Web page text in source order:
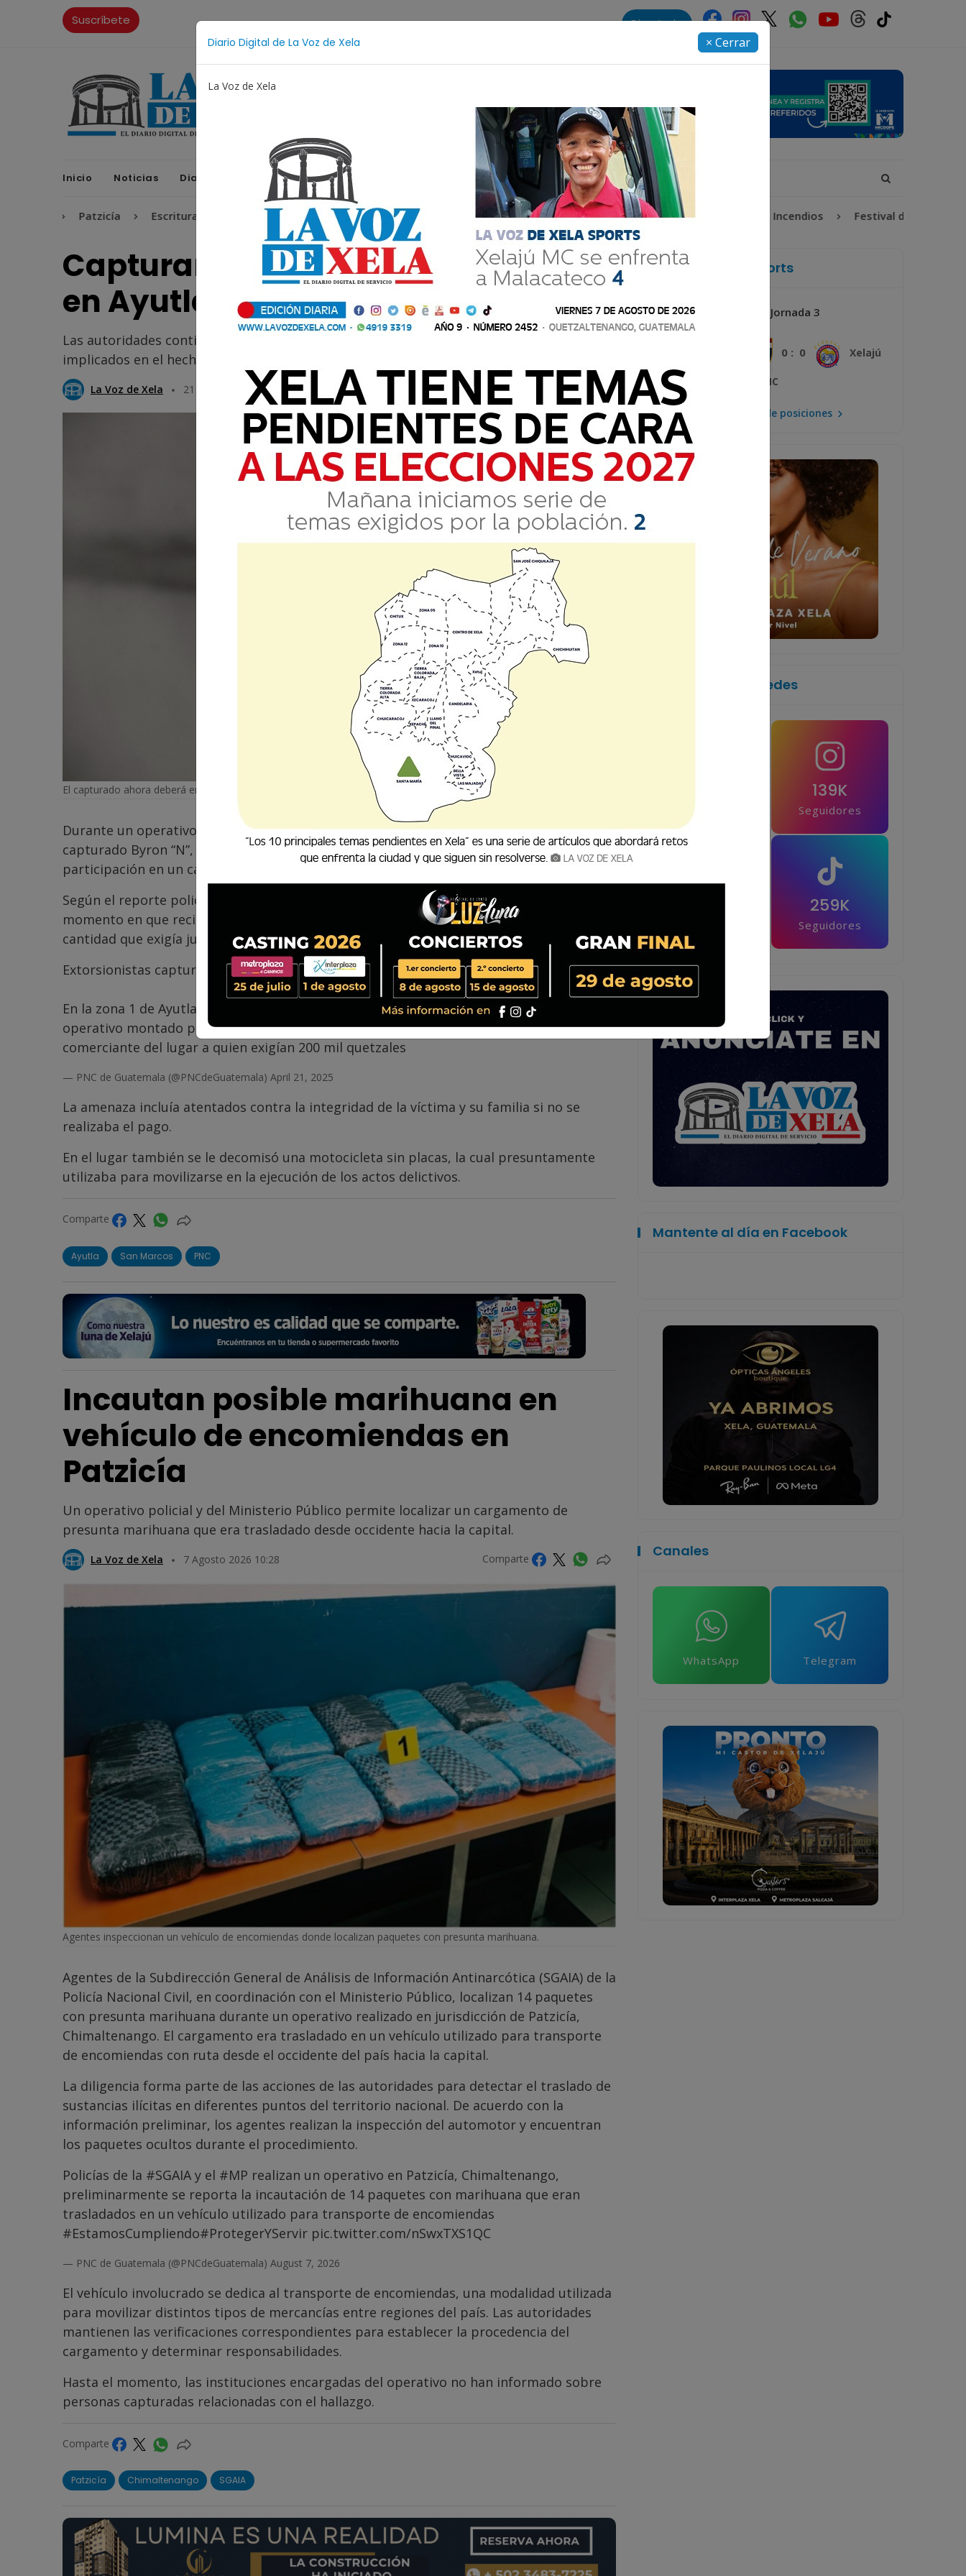
Diario Digital de La Voz de Xela × Cerrar
La Voz de Xela
Suscríbete Directorio
Inicio Noticias Diario Digital Opiniones La Voz de Xela Sports Contáctanos LA VOZ 25
Patzicía Escritura Noveno Aniversario Fichajes Niñez y Adolescencia Estafa Protección Infantil Incendios Festival de Bandas 2026
Capturan a presunto extorsionista
en Ayutla cuando recibía Q200 mil
Las autoridades continúan con las investigaciones para dar con el paradero de otros
implicados en el hecho.
La Voz de Xela 21 Abril 2025 08:21 Comparte
El capturado ahora deberá enfrentar a la justicia.
Durante un operativo de seguimiento realizado por la Policía Nacional Civil (PNC), fue
capturado Byron “N”, de 18 años, en la zona 1 de Ayutla, San Marcos, por su presunta
participación en un caso de extorsión.
Según el reporte policial publicado en las úlitmas horas, el joven fue detenido en el
momento en que recibía un paquete que simulaba contener Q200 mil en efectivo,
cantidad que exigía junto a otros presuntos cómplices a un comerciante del área.
Extorsionistas capturados pedían Q.200 mil a comerciante
En la zona 1 de Ayutla, San Marcos, policías capturan a Byron “N”, de 18 años, durante un
operativo montado por PNC en seguimiento a un caso de extorsión contra un
comerciante del lugar a quien exigían 200 mil quetzales
— PNC de Guatemala (@PNCdeGuatemala) April 21, 2025
La amenaza incluía atentados contra la integridad de la víctima y su familia si no se
realizaba el pago.
En el lugar también se le decomisó una motocicleta sin placas, la cual presuntamente
utilizaba para movilizarse en la ejecución de los actos delictivos.
Comparte
Ayutla San Marcos PNC
Incautan posible marihuana en
vehículo de encomiendas en
Patzicía
Un operativo policial y del Ministerio Público permite localizar un cargamento de
presunta marihuana que era trasladado desde occidente hacia la capital.
La Voz de Xela 7 Agosto 2026 10:28 Comparte
Agentes inspeccionan un vehículo de encomiendas donde localizan paquetes con presunta marihuana.
Agentes de la Subdirección General de Análisis de Información Antinarcótica (SGAIA) de la
Policía Nacional Civil, en coordinación con el Ministerio Público, localizan 14 paquetes
con presunta marihuana durante un operativo realizado en jurisdicción de Patzicía,
Chimaltenango. El cargamento era trasladado en un vehículo utilizado para transporte
de encomiendas con ruta desde el occidente del país hacia la capital.
La diligencia forma parte de las acciones de las autoridades para detectar el traslado de
sustancias ilícitas en diferentes puntos del territorio nacional. De acuerdo con la
información preliminar, los agentes realizan la inspección del automotor y encuentran
los paquetes ocultos durante el procedimiento.
Policías de la #SGAIA y el #MP realizan un operativo en Patzicía, Chimaltenango,
preliminarmente se reporta la incautación de 14 paquetes con marihuana que eran
trasladados en un vehículo utilizado para transporte de encomiendas
#EstamosCumpliendo#ProtegerYServir pic.twitter.com/nSwxTXS1QC
— PNC de Guatemala (@PNCdeGuatemala) August 7, 2026
El vehículo involucrado se dedica al transporte de encomiendas, una modalidad utilizada
para movilizar distintos tipos de mercancías entre regiones del país. Las autoridades
mantienen las verificaciones correspondientes para establecer la procedencia del
cargamento y determinar responsabilidades.
Hasta el momento, las instituciones encargadas del operativo no han informado sobre
personas capturadas relacionadas con el hallazgo.
Comparte
Patzicía Chimaltenango SGAIA
La Voz de Xela Sports
Jornada 3
0 : 0 Xelajú
MC
Mira la tabla de posiciones
Síguenos en las redes
Seguidores
139K
Seguidores
259K
Seguidores
Mantente al día en Facebook
Canales
WhatsApp Telegram